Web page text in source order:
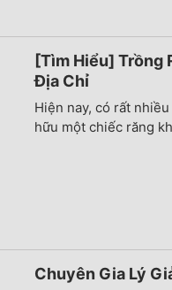
[Tìm Hiểu] Trồng
Địa Chỉ
Hiện nay, có rất
hữu một chiếc răng
Chuyên Gia Lý